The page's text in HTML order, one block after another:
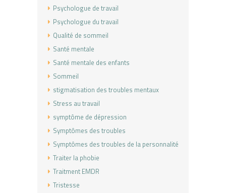
Psychologue de travail
Psychologue du travail
Qualité de sommeil
Santé mentale
Santé mentale des enfants
Sommeil
stigmatisation des troubles mentaux
Stress au travail
symptôme de dépression
Symptômes des troubles
Symptômes des troubles de la personnalité
Traiter la phobie
Traitment EMDR
Tristesse